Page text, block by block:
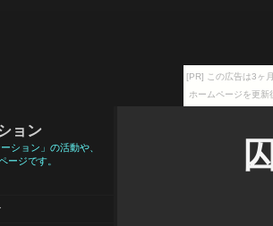
[PR] この広告は3ヶ
ホームページを更
ョン
ション」の活動や、
ージです。